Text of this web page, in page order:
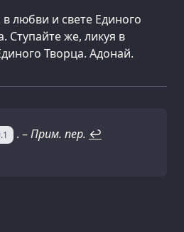
любви и свете Единого
Ступайте же, ликуя в
Творца. Адонай.
. –Прим. пер. ↩